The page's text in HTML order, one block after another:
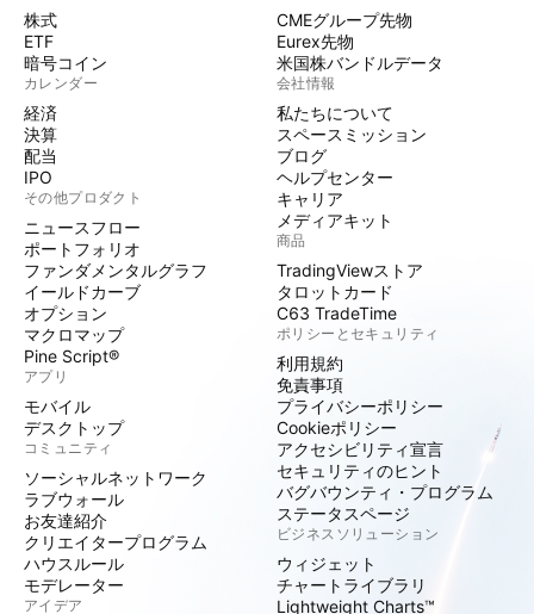
株式
ETF
暗号コイン
カレンダー
経済
決算
配当
IPO
その他プロダクト
ニュースフロー
ポートフォリオ
ファンダメンタルグラフ
イールドカーブ
オプション
マクロマップ
Pine Script®
アプリ
モバイル
デスクトップ
コミュニティ
ソーシャルネットワーク
ラブウォール
お友達紹介
クリエイタープログラム
ハウスルール
モデレーター
アイデア
CMEグループ先物
Eurex先物
米国株バンドルデータ
会社情報
私たちについて
スペースミッション
ブログ
ヘルプセンター
キャリア
メディアキット
商品
TradingViewストア
タロットカード
C63 TradeTime
ポリシーとセキュリティ
利用規約
免責事項
プライバシーポリシー
Cookieポリシー
アクセシビリティ宣言
セキュリティのヒント
バグバウンティ・プログラム
ステータスページ
ビジネスソリューション
ウィジェット
チャートライブラリ
Lightweight Charts™